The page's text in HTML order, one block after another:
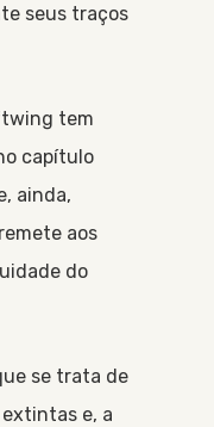
seus traços
tem
capítulo
ainda,
aos
do
se trata de
e, a